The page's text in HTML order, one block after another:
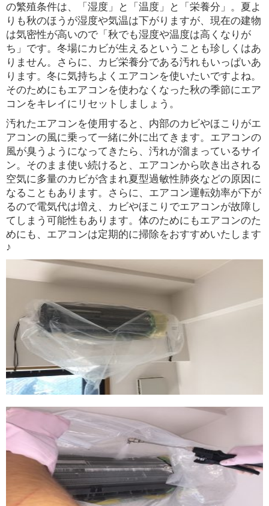
の繁殖条件は、「湿度」と「温度」と「栄養分」。夏よ
りも秋のほうが湿度や気温は下がりますが、現在の建物
は気密性が高いので「秋でも湿度や温度は高くなりが
ち」です。冬場にカビが生えるということも珍しくはあ
りません。さらに、カビ栄養分である汚れもいっぱいあ
ります。冬に気持ちよくエアコンを使いたいですよね。
そのためにもエアコンを使わなくなった秋の季節にエア
コンをキレイにリセットしましょう。
汚れたエアコンを使用すると、内部のカビやほこりがエ
アコンの風に乗って一緒に外に出てきます。エアコンの
風が臭うようになってきたら、汚れが溜まっているサイ
ン。そのまま使い続けると、エアコンから吹き出される
空気に多量のカビが含まれ夏型過敏性肺炎などの原因に
なることもあります。さらに、エアコン運転効率が下が
るので電気代は増え、カビやほこりでエアコンが故障し
てしまう可能性もあります。体のためにもエアコンのた
めにも、エアコンは定期的に掃除をおすすめいたします
♪